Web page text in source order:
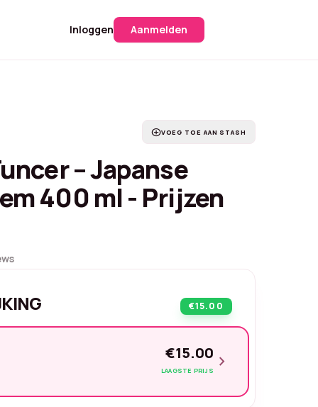
Inloggen Aanmelden
add_circleVOEG TOE AAN STASH
– Japanse
400 ml - Prijzen
€15.00
€15.00
LAAGSTE PRIJS chevron_right